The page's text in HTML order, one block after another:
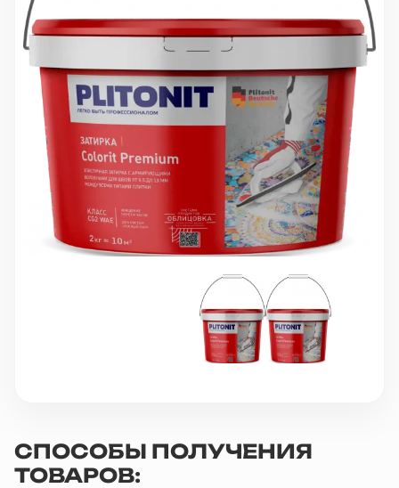
sales@stroyholding.ru
Телеграм
Доставка
Оплата
О компании
Все бренды
Контакты
Москва
СПОСОБЫ ПОЛУЧЕНИЯ
ТОВАРОВ: